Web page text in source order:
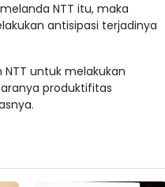
NTT itu, maka
antisipasi terjadinya
NTT untuk melakukan
produktifitas